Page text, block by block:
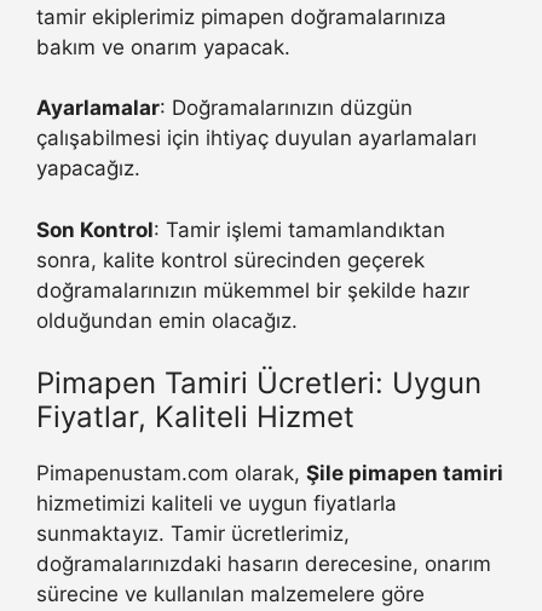
tamir ekiplerimiz pimapen doğramalarınıza
bakım ve onarım yapacak.
Ayarlamalar: Doğramalarınızın düzgün
çalışabilmesi için ihtiyaç duyulan ayarlamaları
yapacağız.
Son Kontrol: Tamir işlemi tamamlandıktan
sonra, kalite kontrol sürecinden geçerek
doğramalarınızın mükemmel bir şekilde hazır
olduğundan emin olacağız.
Pimapen Tamiri Ücretleri: Uygun
Fiyatlar, Kaliteli Hizmet
Pimapenustam.com olarak, Şile pimapen tamiri
hizmetimizi kaliteli ve uygun fiyatlarla
sunmaktayız. Tamir ücretlerimiz,
doğramalarınızdaki hasarın derecesine, onarım
sürecine ve kullanılan malzemelere göre